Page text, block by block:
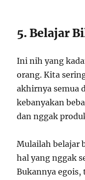
5. Belajar
Ini nih yang
orang. Kita
akhirnya semua
kebanyakan
dan nggak
Mulailah belajar
hal yang nggak
Bukannya